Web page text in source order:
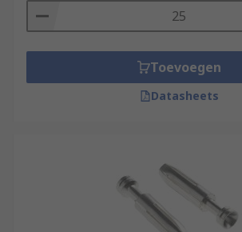
Toevoegen
Datasheets